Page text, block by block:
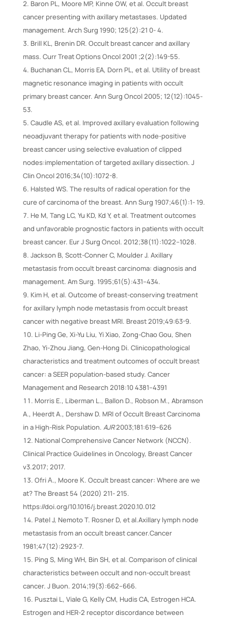
Baron PL, Moore MP, Kinne OW, et al. Occult breast
cancer presenting with axillary metastases. Updated
management. Arch Surg 1990; 125(2):21 0- 4.
Brill KL, Brenin DR. Occult breast cancer and axillary
mass. Curr Treat Options Oncol 2001 ;2(2):149-55.
Buchanan CL, Morris EA, Dorn PL, et al. Utility of breast
magnetic resonance imaging in patients with occult
primary breast cancer. Ann Surg Oncol 2005; 12(12):1045-
53.
Caudle AS, et al. Improved axillary evaluation following
neoadjuvant therapy for patients with node-positive
breast cancer using selective evaluation of clipped
nodes:implementation of targeted axillary dissection. J
Clin Oncol 2016;34(10):1072-8.
Halsted WS. The results of radical operation for the
cure of carcinoma of the breast. Ann Surg 1907;46(1):1- 19.
He M, Tang LC, Yu KD, Kd Y, et al. Treatment outcomes
and unfavorable prognostic factors in patients with occult
breast cancer. Eur J Surg Oncol. 2012;38(11):1022–1028.
Jackson B, Scott-Conner C, Moulder J. Axillary
metastasis from occult breast carcinoma: diagnosis and
management. Am Surg. 1995;61(5):431–434.
Kim H, et al. Outcome of breast-conserving treatment
for axillary lymph node metastasis from occult breast
cancer with negative breast MRI. Breast 2019;49:63-9.
Li-Ping Ge, Xi-Yu Liu, Yi Xiao, Zong-Chao Gou, Shen
Zhao, Yi-Zhou Jiang, Gen-Hong Di. Clinicopathological
characteristics and treatment outcomes of occult breast
cancer: a SEER population-based study. Cancer
Management and Research 2018:10 4381–4391
Morris E., Liberman L., Ballon D., Robson M., Abramson
A., Heerdt A., Dershaw D. MRI of Occult Breast Carcinoma
in a High-Risk Population. AJR2003;181:619–626
National Comprehensive Cancer Network (NCCN).
Clinical Practice Guidelines in Oncology, Breast Cancer
v3.2017; 2017.
Ofri Α., Moore Κ. Occult breast cancer: Where are we
at? The Breast 54 (2020) 211- 215.
https://doi.org/10.1016/j.breast.2020.10.012
Patel J, Nemoto T. Rosner D, et al.Axillary lymph node
metastasis from an occult breast cancer.Cancer
1981;47(12):2923-7.
Ping S, Ming WH, Bin SH, et al. Comparison of clinical
characteristics between occult and non-occult breast
cancer. J Buon. 2014;19(3):662–666.
Pusztai L, Viale G, Kelly CM, Hudis CA, Estrogen HCA.
Estrogen and HER-2 receptor discordance between